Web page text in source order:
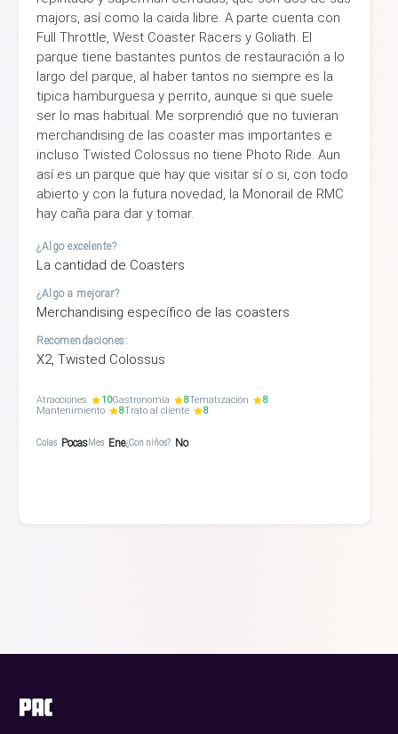
majors, así como la caida libre. A parte cuenta con
Full Throttle, West Coaster Racers y Goliath. El
parque tiene bastantes puntos de restauración a lo
largo del parque, al haber tantos no siempre es la
tipica hamburguesa y perrito, aunque si que suele
ser lo mas habitual. Me sorprendió que no tuvieran
merchandising de las coaster mas importantes e
incluso Twisted Colossus no tiene Photo Ride. Aun
así es un parque que hay que visitar sí o si, con todo
abierto y con la futura novedad, la Monorail de RMC
hay caña para dar y tomar.
¿Algo excelente?
La cantidad de Coasters
¿Algo a mejorar?
Merchandising específico de las coasters
Recomendaciones:
X2, Twisted Colossus
Atracciones 10Gastronomía 8Tematización
8
Mantenimiento
8Trato al cliente 8
Colas PocasMes Ene¿Con niños? No